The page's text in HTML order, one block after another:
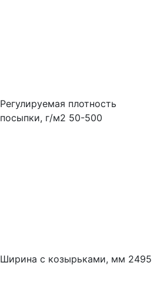
Регулируемая плотность
посыпки, г/м2 50-500
Ширина с козырьками, мм 2495